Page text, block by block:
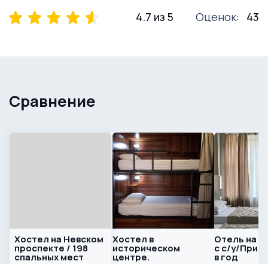
4.7 из 5 Оценок: 43
Сравнение
Хостел на Невском
проспекте / 198
спальных мест
Хостел в
историческом
центре.
Отель на
с с/у/
в год